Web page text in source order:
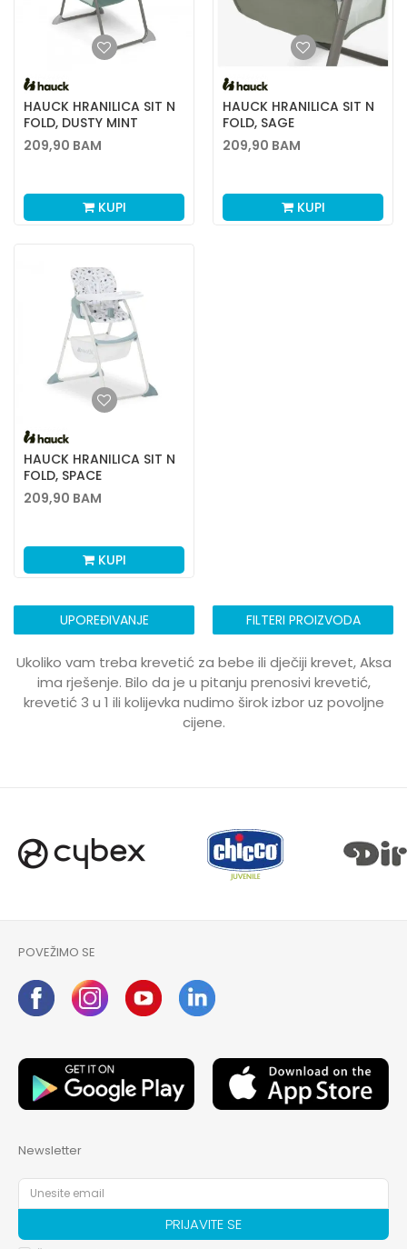
HAUCK HRANILICA SIT N
FOLD, DUSTY MINT
209,90 BAM
KUPI
HAUCK HRANILICA SIT N
FOLD, SAGE
209,90 BAM
KUPI
HAUCK HRANILICA SIT N
FOLD, SPACE
209,90 BAM
KUPI
UPOREĐIVANJE FILTERI PROIZVODA
Ukoliko vam treba krevetić za bebe ili dječiji krevet, Aksa
ima rješenje. Bilo da je u pitanju prenosivi krevetić,
krevetić 3 u 1 ili kolijevka nudimo širok izbor uz povoljne
cijene.
POVEŽIMO SE
Newsletter
PRIJAVITE SE